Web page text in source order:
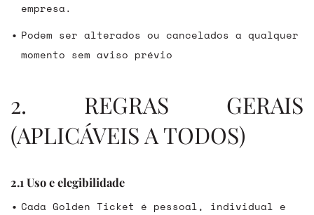
empresa.
Podem ser alterados ou cancelados a qualquer
momento sem aviso prévio
2. REGRAS GERAIS
(APLICÁVEIS A TODOS)
2.1 Uso e elegibilidade
Cada Golden Ticket é pessoal, individual e